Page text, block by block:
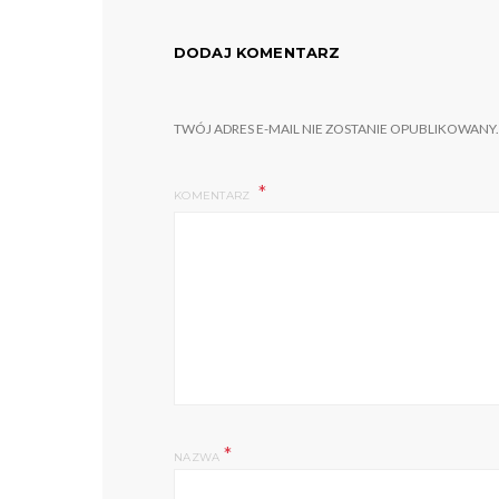
DODAJ KOMENTARZ
TWÓJ ADRES E-MAIL NIE ZOSTANIE OPUBLIKOWANY.
KOMENTARZ
NAZWA *